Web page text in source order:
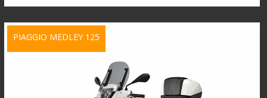
PIAGGIO MEDLEY 125